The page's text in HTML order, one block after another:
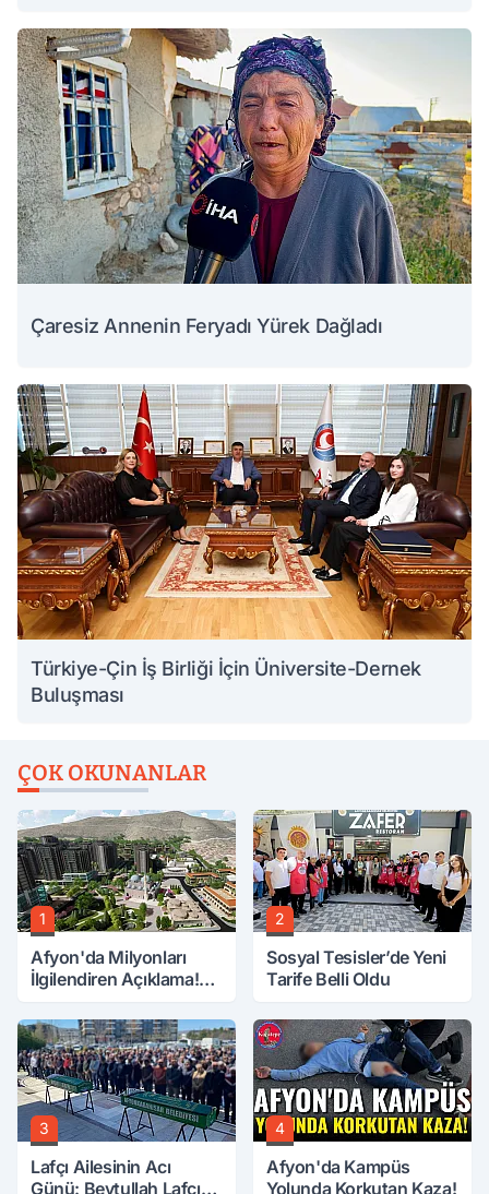
Çaresiz Annenin Feryadı Yürek Dağladı
Türkiye-Çin İş Birliği İçin Üniversite-Dernek
Buluşması
ÇOK OKUNANLAR
1
Afyon'da Milyonları
İlgilendiren Açıklama!
2
Sosyal Tesisler’de Yeni
Tarife Belli Oldu
3
Lafçı Ailesinin Acı
Günü: Beytullah Lafçı
4
Afyon'da Kampüs
Yolunda Korkutan Kaza!